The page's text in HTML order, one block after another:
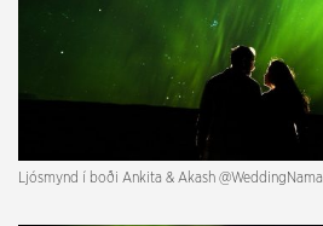
Ljósmynd í boði Ankita & Akash @WeddingNama